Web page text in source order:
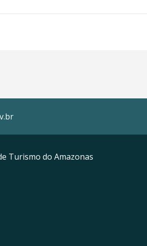
Turismo do Amazonas